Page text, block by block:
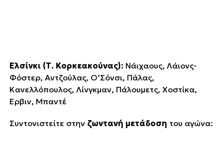
Ελσίνκι (Τ. Κορκεακούνας): Νάιχαους, Λάιονς-
Φόστερ, Αντζούλας, Ο’Σόνσι, Πάλας,
Κανελλόπουλος, Λίνγκμαν, Πάλουμετς, Χοστίκα,
Έρβιν, Μπαντέ
Συντονιστείτε στην ζωντανή μετάδοση του αγώνα: